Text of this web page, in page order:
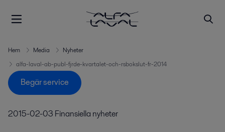
Hem Media
Nyheter
alfa-laval-ab-publ-fjrde-kvartalet-och-rsbokslut-fr-2014
Begär service
2015-02-03 Finansiella nyheter